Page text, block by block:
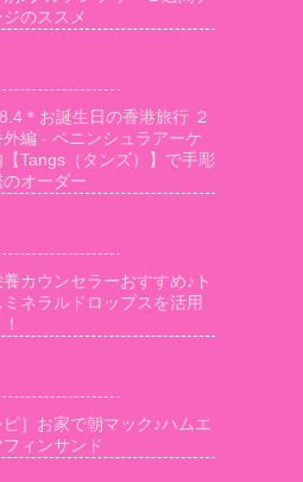
のススメ
＊お誕生日の香港旅行 ２
外編 - ペニンシュラアーケ
【Tangs（タンズ）】で手彫
のオーダー
カウンセラーおすすめ♪ト
ミネラルドロップスを活用
ピ］お家で朝マック♪ハムエ
フィンサンド